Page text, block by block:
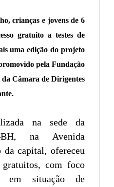
crianças e jovens de 6
gratuito a testes de
uma edição do projeto
pela Fundação
Câmara de Dirigentes
na sede da
na Avenida
capital, ofereceu
gratuitos, com foco
em situação de